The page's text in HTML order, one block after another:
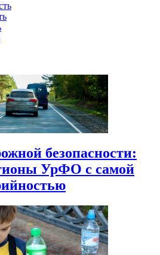
безопасности:
УрФО с самой